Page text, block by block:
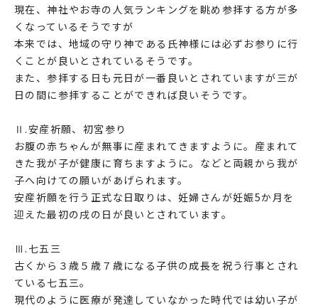
現在、神社やお寺の人気ランキングを眺め参拝する方が多
くなっているそうですが
本来では、地域の守り神である氏神様には必ずお参りに行
くことが良いとされているそうです。
また、参拝する日も元日が一番良いとされていますが三が
日の間に参拝することができれば良いそうです。
Ⅱ.安産祈願、初宮参り
お腹の赤ちゃんが無事に産まれてきますように。産まれて
きた我が子が健康に育ちますように。などと両親から我が
子へ向けての願いがあげられます。
安産祈願を行う正式な日取りは、妊婦さんが妊娠5か月を
迎えた最初の戌の日が良いとされています。
Ⅲ.七五三
古くから３歳５歳７歳になる子供の成長を祝う行事とされ
ている七五三。
現代のように医療が発達していなかった時代では幼い子が